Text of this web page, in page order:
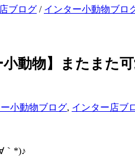
ブログ / インター小動物ブロ
小動物】またまた
小動物ブログ, インター店ブ
｀*)♪